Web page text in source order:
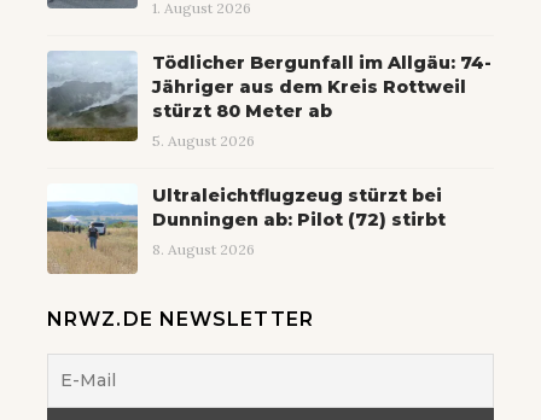
1. August 2026
Tödlicher Bergunfall im Allgäu: 74-
Jähriger aus dem Kreis Rottweil
stürzt 80 Meter ab
5. August 2026
Ultraleichtflugzeug stürzt bei
Dunningen ab: Pilot (72) stirbt
8. August 2026
NRWZ.DE NEWSLETTER